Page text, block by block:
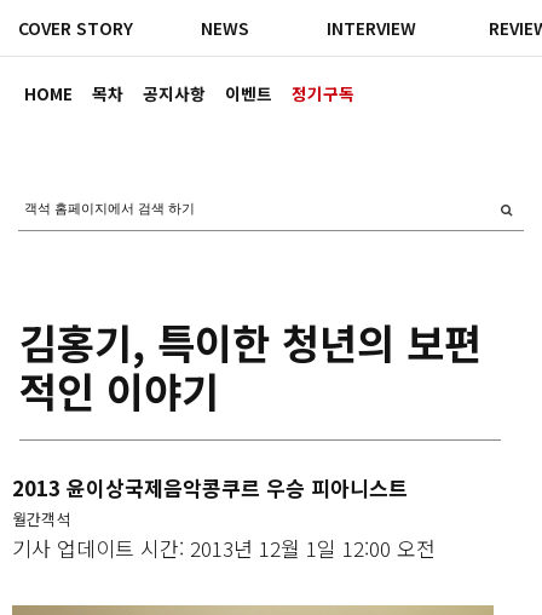
HOME 목차 공지사항 이벤트 정기구독
COVER STORY NEWS INTERVIEW
김홍기, 특이한 청년의 보편
적인 이야기
2013 윤이상국제음악콩쿠르 우승 피아니스트
월간객석
기사 업데이트 시간: 2013년 12월 1일 12:00 오전